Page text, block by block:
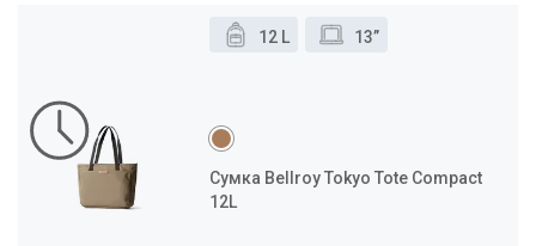
12 L 13”
Сумка Bellroy Tokyo Tote Compact
12L